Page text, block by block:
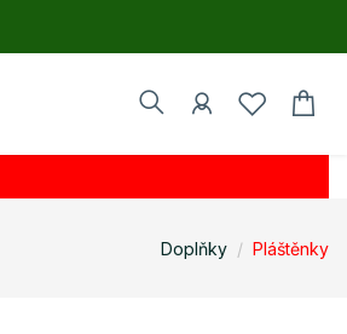
Doplňky Pláštěnky